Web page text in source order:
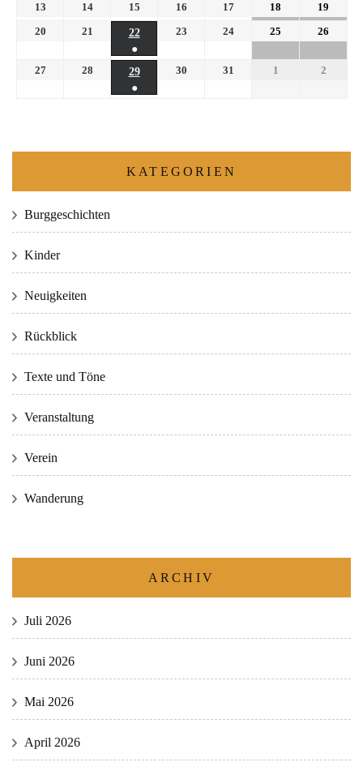
13 14 15 16 17 18
19
20
21
22
●
23 24 25 26
27 28
29
●
30 31 1 2
KATEGORIEN
Burggeschichten
Kinder
Neuigkeiten
Rückblick
Texte und Töne
Veranstaltung
Verein
Wanderung
ARCHIV
Juli 2026
Juni 2026
Mai 2026
April 2026